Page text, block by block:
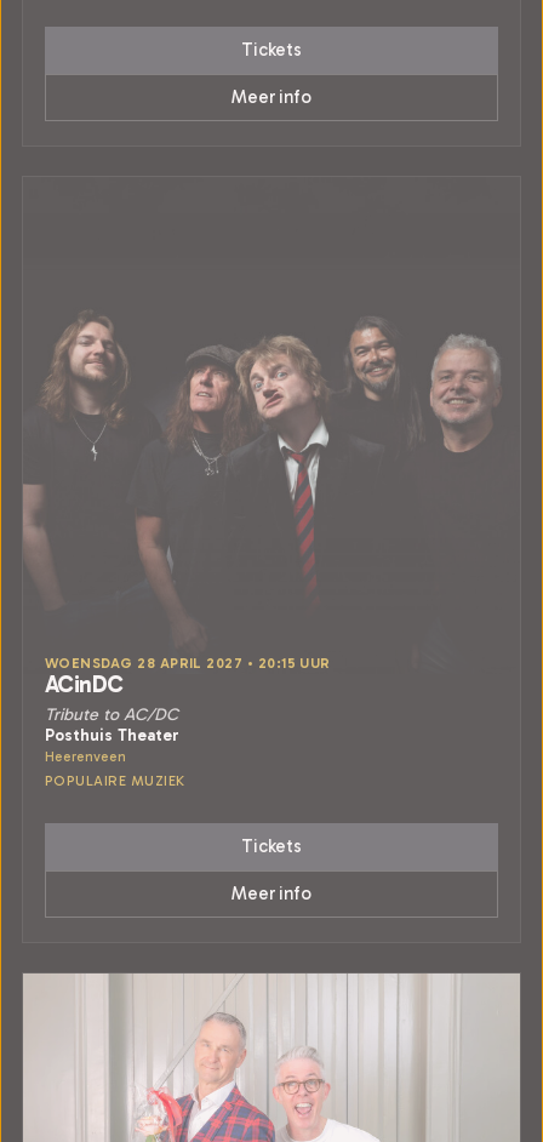
Tickets
Meer info
WOENSDAG 28 APRIL 2027 • 20:15 UUR
ACinDC
Tribute to AC/DC
Posthuis Theater
Heerenveen
POPULAIRE MUZIEK
Tickets
Meer info